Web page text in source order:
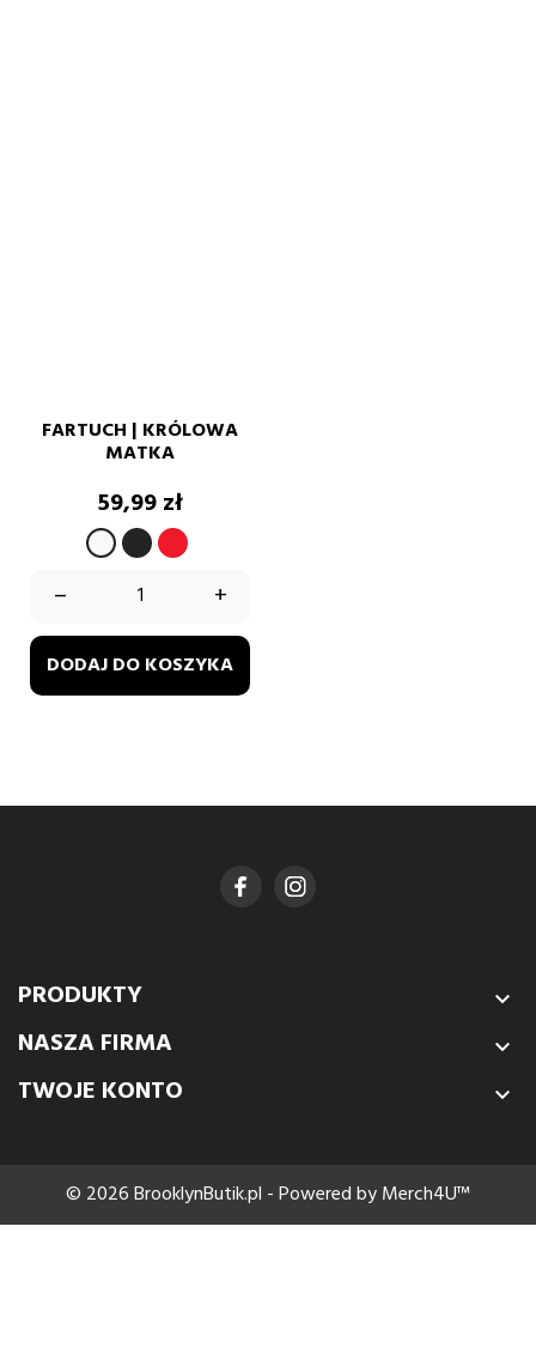
FARTUCH | KRÓLOWA
MATKA
Cena
59,99 zł
BIAŁYCZARNYCZERWONY
– +
DODAJ DO KOSZYKA
PRODUKTY 
NASZA FIRMA 
TWOJE KONTO 
© 2026 BrooklynButik.pl - Powered by Merch4U™